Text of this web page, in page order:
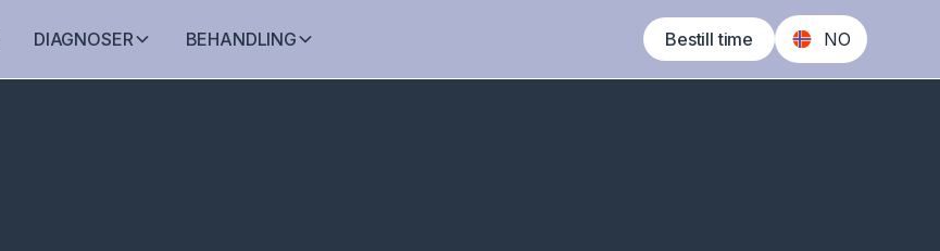
DIAGNOSER BEHANDLING Bestill time NO